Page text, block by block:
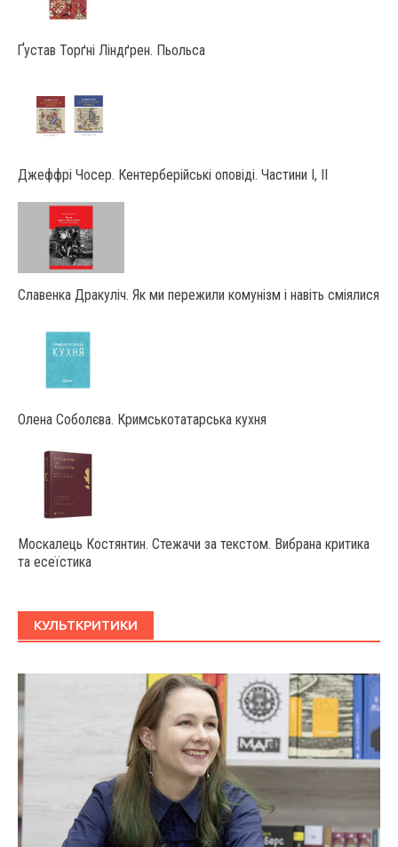
Ґустав Торґні Ліндґрен. Пьольса
Джеффрі Чосер. Кентерберійські оповіді. Частини І, ІІ
Славенка Дракуліч. Як ми пережили комунізм і навіть сміялися
Олена Соболєва. Кримськотатарська кухня
Москалець Костянтин. Стежачи за текстом. Вибрана критика
та есеїстика
КУЛЬТКРИТИКИ